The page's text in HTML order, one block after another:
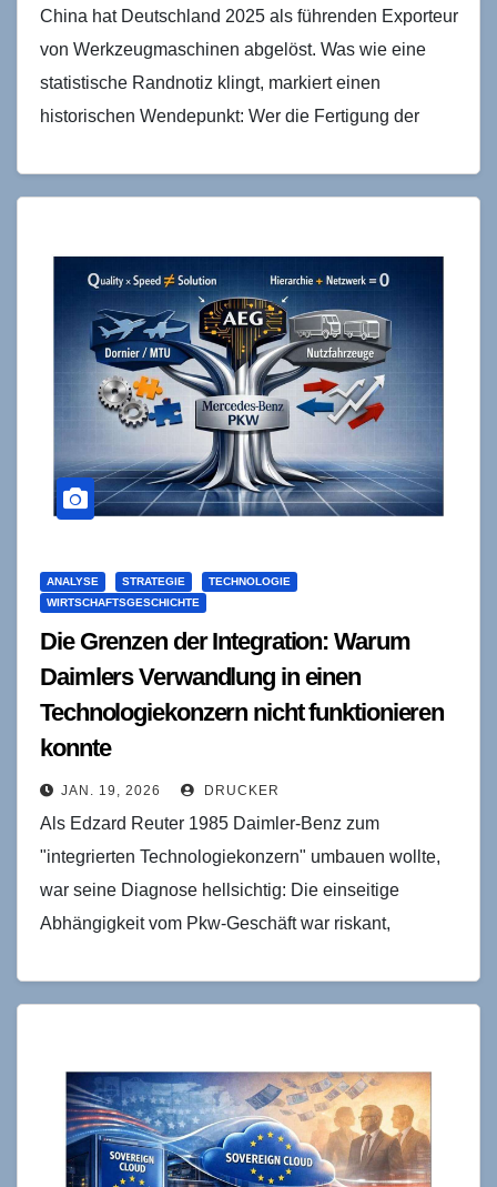
China hat Deutschland 2025 als führenden Exporteur
von Werkzeugmaschinen abgelöst. Was wie eine
statistische Randnotiz klingt, markiert einen
historischen Wendepunkt: Wer die Fertigung der
ANALYSE STRATEGIE
TECHNOLOGIE
WIRTSCHAFTSGESCHICHTE
Die Grenzen der Integration: Warum
Daimlers Verwandlung in einen
Technologiekonzern nicht funktionieren
konnte
JAN. 19, 2026 DRUCKER
Als Edzard Reuter 1985 Daimler-Benz zum
"integrierten Technologiekonzern" umbauen wollte,
war seine Diagnose hellsichtig: Die einseitige
Abhängigkeit vom Pkw-Geschäft war riskant,